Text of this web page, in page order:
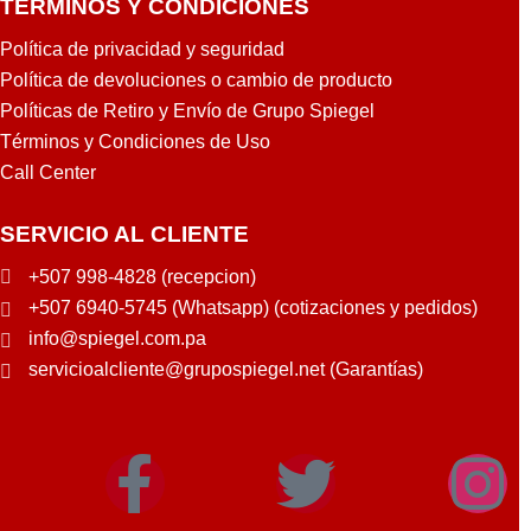
TÉRMINOS Y CONDICIONES
Política de privacidad y seguridad
Política de devoluciones o cambio de producto
Políticas de Retiro y Envío de Grupo Spiegel
Términos y Condiciones de Uso
Call Center
SERVICIO AL CLIENTE
+507 998-4828 (recepcion)
+507 6940-5745 (Whatsapp) (cotizaciones y pedidos)
info@spiegel.com.pa
servicioalcliente@grupospiegel.net (Garantías)